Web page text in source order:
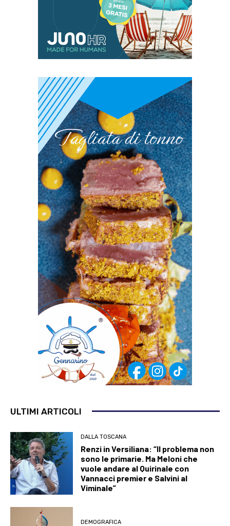
ULTIMI ARTICOLI
DALLA TOSCANA
Renzi in Versiliana: “Il problema non
sono le primarie. Ma Meloni che
vuole andare al Quirinale con
Vannacci premier e Salvini al
Viminale”
DEMOGRAFICA